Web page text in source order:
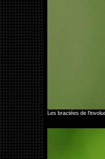
Les bractées de